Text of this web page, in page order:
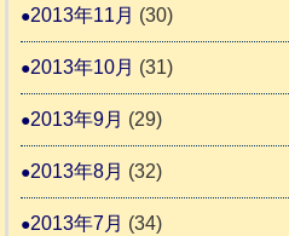
2013年11月 (30)
2013年10月 (31)
2013年9月 (29)
2013年8月 (32)
2013年7月 (34)